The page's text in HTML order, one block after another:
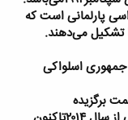
پارلمانی است که
تشکیل می‌دهند.
مقام رئیس جمهوری اسلواکی
برگزیده